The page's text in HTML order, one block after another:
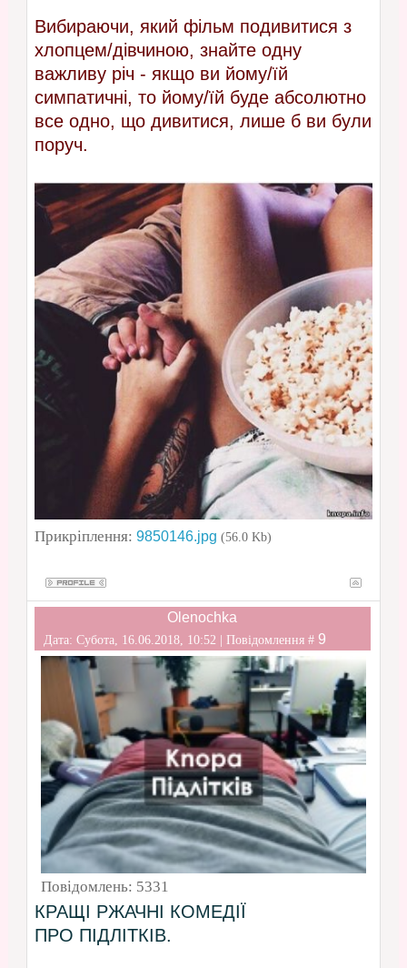
Вибираючи, який фільм подивитися з
хлопцем/дівчиною, знайте одну
важливу річ - якщо ви йому/їй
симпатичні, то йому/їй буде абсолютно
все одно, що дивитися, лише б ви були
поруч.
Прикріплення: 9850146.jpg (56.0 Kb)
Olenochka
Дата: Субота, 16.06.2018, 10:52 | Повідомлення # 9
Повідомлень: 5331
КРАЩІ РЖАЧНІ КОМЕДІЇ
ПРО ПІДЛІТКІВ.